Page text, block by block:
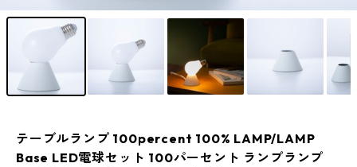
テーブルランプ 100percent 100% LAMP/LAMP
Base LED電球セット 100パーセント ランプランプ